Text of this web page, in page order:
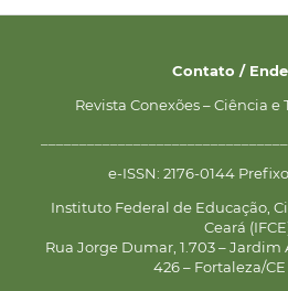
Contato /
Revista Conexões – Ciência e
e-ISSN: 2176-0144
Instituto Federal de Educação,
Ceará
Rua Jorge Dumar, 1.703 – Jardim
426 – Fortaleza/